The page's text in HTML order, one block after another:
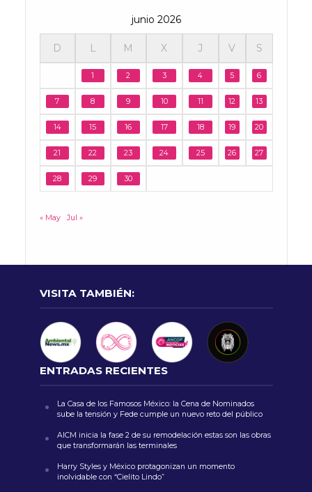
junio 2026
D L M X J V S
1 2 3 4 5 6
7 8 9 10 11 12 13
14 15 16 17 18 19 20
21 22 23 24 25 26 27
28 29 30
« May Jul »
VISITA TAMBIÉN:
ENTRADAS RECIENTES
La Casa de los Famosos México: la Cena de Nominados
sube la tensión y Fede cumple un nuevo reto del público
AICM inicia la fase 2 de su remodelación estas son las obras
que transformarán las terminales
Harry Styles y México protagonizan un momento
inolvidable con “Cielito Lindo”